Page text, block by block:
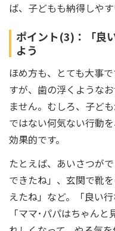
ば、子どもも納得しやす
ポイント(3)：「良
よう
ほめ方も、とても大事
すが、歯の浮くような
ません。むしろ、子ど
ではない何気ない行動
効果的です。
たとえば、あいさつが
できたね」、玄関で靴
えたね」など。「良い
「ママ･パパはちゃん